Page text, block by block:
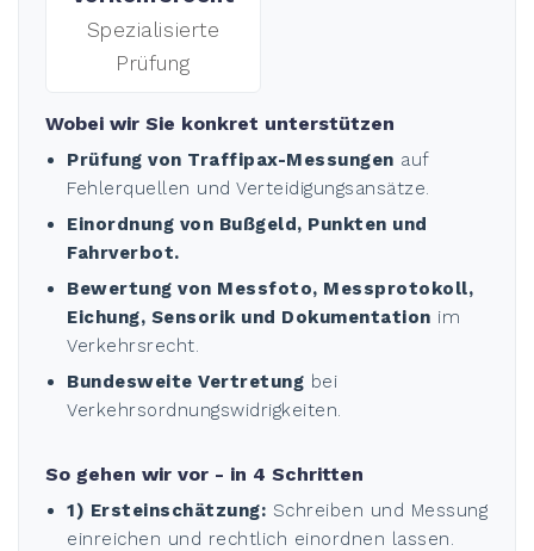
Spezialisierte
Prüfung
Wobei wir Sie konkret unterstützen
Prüfung von Traffipax-Messungen auf
Fehlerquellen und Verteidigungsansätze.
Einordnung von Bußgeld, Punkten und
Fahrverbot.
Bewertung von Messfoto, Messprotokoll,
Eichung, Sensorik und Dokumentation im
Verkehrsrecht.
Bundesweite Vertretung bei
Verkehrsordnungswidrigkeiten.
So gehen wir vor - in 4 Schritten
1) Ersteinschätzung: Schreiben und Messung
einreichen und rechtlich einordnen lassen.